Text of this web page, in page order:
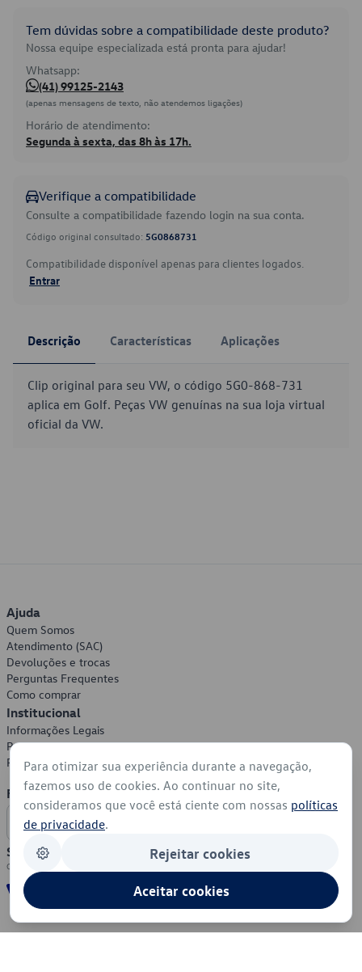
Tem dúvidas sobre a compatibilidade deste produto?
Nossa equipe especializada está pronta para ajudar!
Whatsapp:
(41) 99125-2143
(apenas mensagens de texto, não atendemos ligações)
Horário de atendimento:
Segunda à sexta, das 8h às 17h.
Verifique a compatibilidade
Consulte a compatibilidade fazendo login na sua conta.
Código original consultado: 5G0868731
Compatibilidade disponível apenas para clientes logados.
Entrar
Descrição Características Aplicações
Clip original para seu VW, o código 5G0-868-731
aplica em Golf. Peças VW genuínas na sua loja virtual
oficial da VW.
Ajuda
Quem Somos
Atendimento (SAC)
Devoluções e trocas
Perguntas Frequentes
Como comprar
Institucional
Informações Legais
Política de Privacidade
Política de Cookies
Formas de Pagamento
Segurança
Para otimizar sua experiência durante a navegação,
fazemos uso de cookies. Ao continuar no site,
consideramos que você está ciente com nossas políticas
de privacidade.
Rejeitar cookies
Aceitar cookies